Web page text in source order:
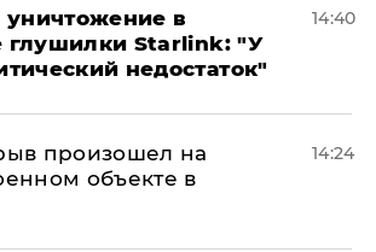
уничтожение в
глушилки Starlink: "У
недостаток"
14:40
произошел на
объекте в
14:24